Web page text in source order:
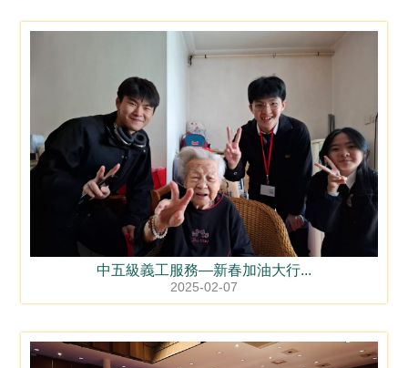
中五級義工服務—新春加油大行...
2025-02-07